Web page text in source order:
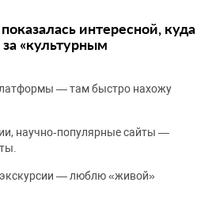
интересной, куда
«культурным
— там быстро нахожу
научно‑популярные сайты —
— люблю «живой»